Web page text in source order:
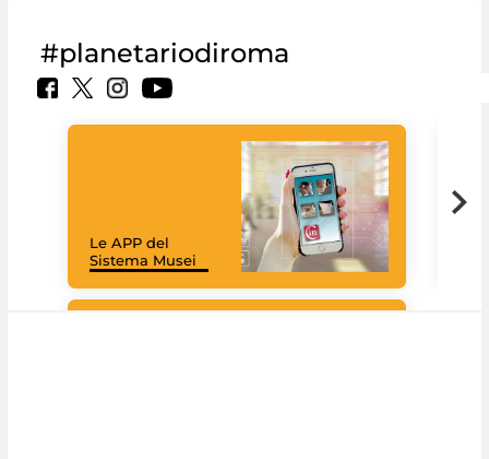
#planetariodiroma
Le APP del
Sistema Musei